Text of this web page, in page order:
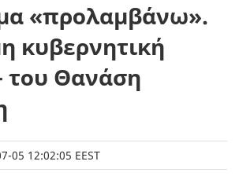
«προλαμβάνω».
κυβερνητική
του Θανάση
05 12:02:05 EEST